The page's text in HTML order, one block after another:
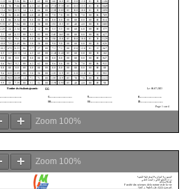
Zoom 100%
Zoom 100%